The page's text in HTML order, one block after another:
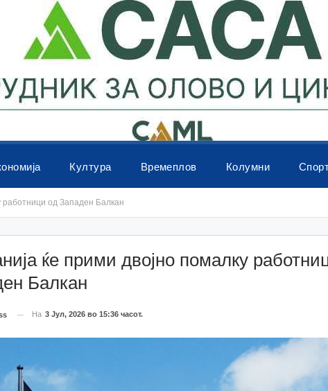
Култура Времеплов Колумни
работници од Западен Балкан
ќе прими двојно помалку
Балкан
На 3 Јул, 2026 во 15:36 часот.